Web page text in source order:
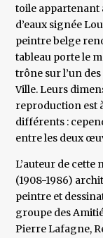
toile appartenant
d’eaux signée
peintre belge
tableau porte le
trône sur l’un
Ville. Leurs
reproduction est
différents :
entre les deux
L’auteur de cette
(1908-1986)
peintre et
groupe des
Pierre Lafagne,